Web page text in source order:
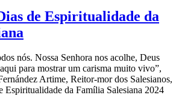
de Espiritualidade da
nós. Nossa Senhora nos acolhe, Deus
para mostrar um carisma muito vivo”,
Artime, Reitor-mor dos Salesianos,
Espiritualidade da Família Salesiana 2024